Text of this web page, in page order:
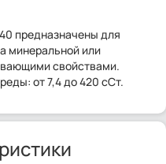
предназначены для
минеральной или
свойствами.
от 7,4 до 420 сСт.